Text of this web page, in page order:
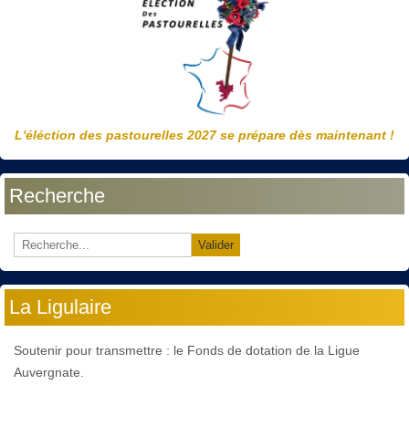
L'éléction des pastourelles 2027 se prépare dès maintenant !
Recherche
Valider
La Ligulaire
Soutenir pour transmettre : le Fonds de dotation de la Ligue
Auvergnate.